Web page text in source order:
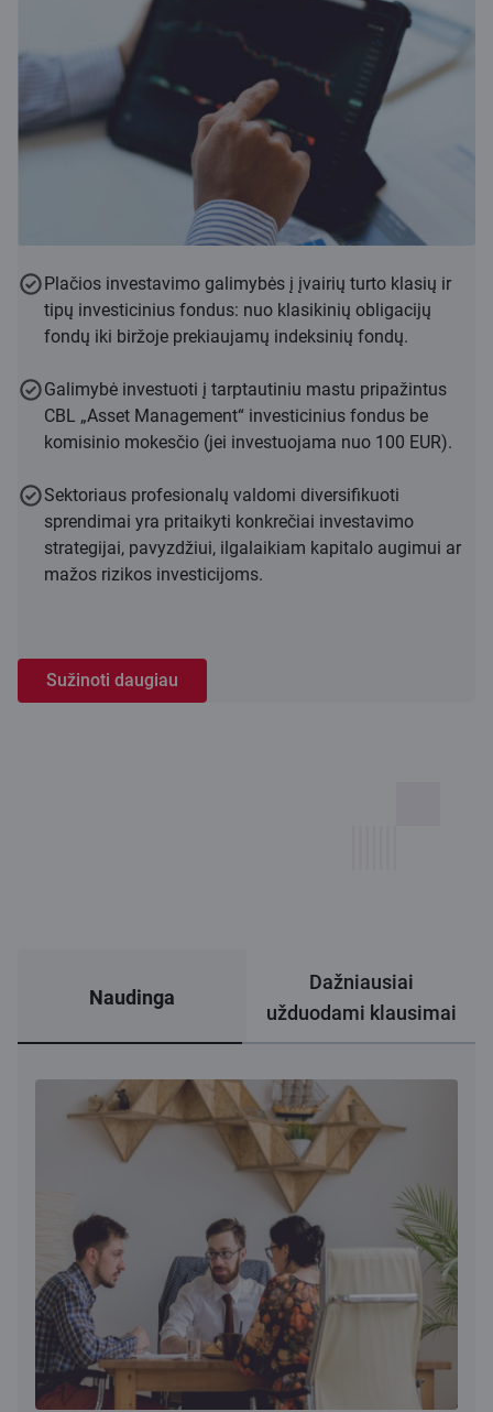
Plačios investavimo galimybės į įvairių turto klasių ir
tipų investicinius fondus: nuo klasikinių obligacijų
fondų iki biržoje prekiaujamų indeksinių fondų.
Galimybė investuoti į tarptautiniu mastu pripažintus
CBL „Asset Management“ investicinius fondus be
komisinio mokesčio (jei investuojama nuo 100 EUR).
Sektoriaus profesionalų valdomi diversifikuoti
sprendimai yra pritaikyti konkrečiai investavimo
strategijai, pavyzdžiui, ilgalaikiam kapitalo augimui ar
mažos rizikos investicijoms.
Sužinoti daugiau
Naudinga
Dažniausiai
užduodami klausimai